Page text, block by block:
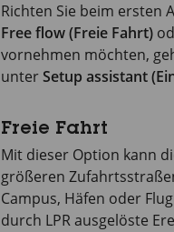
Richten Sie beim ersten
Free flow (Freie Fahrt)
vornehmen möchten,
unterSetup assistant
Freie Fahrt
Mit dieser Option kann
größeren
Campus, Häfen oder
durch LPR ausgelöste